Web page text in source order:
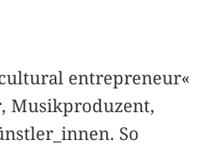
entrepreneur«
Musikproduzent,
So